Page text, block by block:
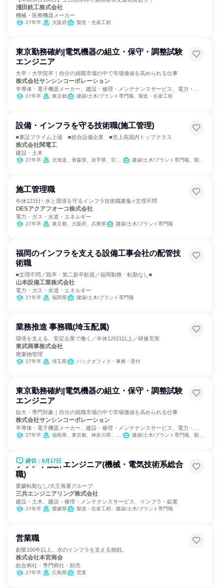
淺田鉄工株式会社
機械・医療機器メーカー
27年卒 大阪府 製造・生産工程
東京勤務確約|電気機器の組立・保守・調整試験
エンジニア
大卒・大学院卒｜自分の就職市場の中で市場価値を高められる仕事
株式会社サンシンコーポレーション
半導体・電子機器メーカー、建設・修理・メンテナンスサービス、電力・ガ
ス・水道・エネルギー
27年卒 東京都 建築/土木/プラント専門職、製造・生産工程
設備・インフラを守る技術職(施工管理)
■東証プライム上場 ■総合設備企業 ■売上高国内トップクラス
株式会社関電工
建設・土木
27年卒 北海道、青森県、岩手県、宮城県、秋田県、山形県、福島県、茨城県、栃木県、群馬県、埼玉県、千葉県、東京都、神奈川県、新潟県、富山県、福井県、山梨県、長野県、静岡県、愛知県、京都府、大阪府、兵庫県、広島県、福岡県、熊本県、宮崎県、鹿児島県、沖縄県 建築/土木/プラント専門職、製造・生産工程
施工管理職
年休123日✨水と環境を守るインフラ技術職募集⭐文理不問
OESアクアフオーコ株式会社
電力・ガス・水道・エネルギー
27年卒 東京都、大阪府、兵庫県 建築/土木/プラント専門職
福岡のインフラを支える設備工事会社の配管技
術職
■文理不問／既卒・第二新卒歓迎／福岡勤務・転勤なし■
山本設備工業株式会社
電力・ガス・水道・エネルギー
27年卒 福岡県 建築/土木/プラント専門職
業務推進 事務職(埼玉配属)
環境を支える、安定企業で働く／年休120日以上／研修充実
東武商事株式会社
廃棄物管理
27年卒 埼玉県 バックオフィス・事務・受付
東京勤務確約|電気機器の組立・保守・調整試験
エンジニア
短大・専門対象｜自分の就職市場の中で市場価値を高められる仕事
株式会社サンシンコーポレーション
半導体・電子機器メーカー、建設・修理・メンテナンスサービス、電力・ガ
ス・水道・エネルギー
27年卒 福島県、東京都、神奈川県、愛知県、三重県、大阪府 建築/土木/プラント専門職、製造・生産工程
締切：8月17日
プラント設計エンジニア(機械・電気技術系総合
職)
愛媛転勤なし/大王海運グループ
三共エンジニアリング株式会社
建設・土木、建設・修理・メンテナンスサービス、インフラ・鉱業
27年卒 愛媛県 製造・生産工程、建築/土木/プラント専門職
営業職
創業100年以上。水のインフラを支える挑戦。
株式会社本宮商会
総合商社・専門商社・卸売
27年卒 広島県 営業